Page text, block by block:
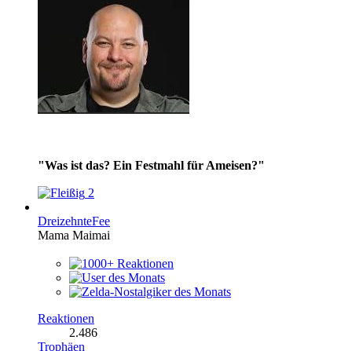
"Was ist das? Ein Festmahl für Ameisen?"
2
DreizehnteFee
Mama Maimai
Reaktionen
2.486
Trophäen